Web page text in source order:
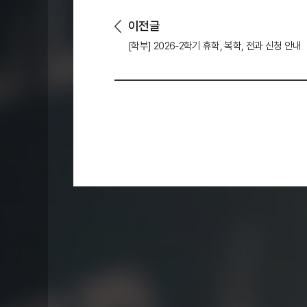
이전글
[학부] 2026-2학기 휴학, 복학, 전과 신청 안내